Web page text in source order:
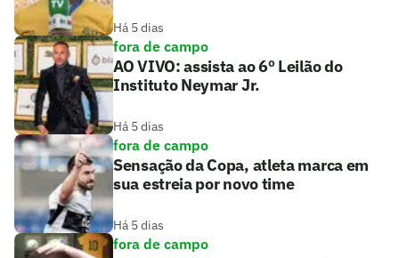
Há 5 dias
fora de campo
AO VIVO: assista ao 6º Leilão do
Instituto Neymar Jr.
Há 5 dias
fora de campo
Sensação da Copa, atleta marca em
sua estreia por novo time
Há 5 dias
fora de campo